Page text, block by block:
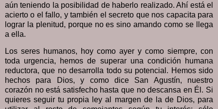
aún teniendo la posibilidad de haberlo realizado. Ahí está el
acierto o el fallo, y también el secreto que nos capacita para
lograr la plenitud, porque no es sino amando como se llega
a ella.
Los seres humanos, hoy como ayer y como siempre, con
toda urgencia, hemos de superar una condición humana
reductora, que no desarrolla todo su potencial. Hemos sido
hechos para Dios, y como dice San Agustín, nuestro
corazón no está satisfecho hasta que no descansa en Él. Si
quieres seguir tu propia ley al margen de la de Dios, para